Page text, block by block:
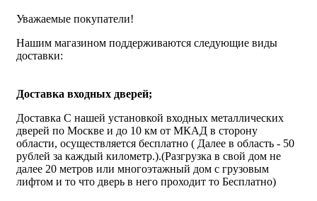
Уважаемые покупатели!
Нашим магазином поддерживаются следующие виды
доставки:
Доставка входных дверей;
Доставка С нашей установкой входных металлических
дверей по Москве и до 10 км от МКАД в сторону
области, осуществляется бесплатно ( Далее в область - 50
рублей за каждый километр.).(Разгрузка в свой дом не
далее 20 метров или многоэтажный дом с грузовым
лифтом и то что дверь в него проходит то Бесплатно)